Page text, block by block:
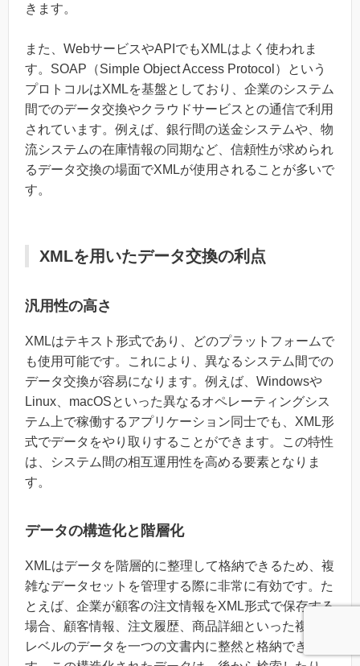
きます。
また、WebサービスやAPIでもXMLはよく使われま
す。SOAP（Simple Object Access Protocol）という
プロトコルはXMLを基盤としており、企業のシステム
間でのデータ交換やクラウドサービスとの通信で利用
されています。例えば、銀行間の送金システムや、物
流システムの在庫情報の同期など、信頼性が求められ
るデータ交換の場面でXMLが使用されることが多いで
す。
XMLを用いたデータ交換の利点
汎用性の高さ
XMLはテキスト形式であり、どのプラットフォームで
も使用可能です。これにより、異なるシステム間での
データ交換が容易になります。例えば、Windowsや
Linux、macOSといった異なるオペレーティングシス
テム上で稼働するアプリケーション同士でも、XML形
式でデータをやり取りすることができます。この特性
は、システム間の相互運用性を高める要素となりま
す。
データの構造化と階層化
XMLはデータを階層的に整理して格納できるため、複
雑なデータセットを管理する際に非常に有効です。た
とえば、企業が顧客の注文情報をXML形式で保存する
場合、顧客情報、注文履歴、商品詳細といった複数の
レベルのデータを一つの文書内に整然と格納できま